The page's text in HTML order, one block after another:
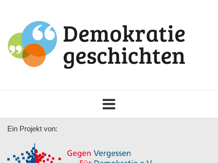
navigation
Ein Projekt von: